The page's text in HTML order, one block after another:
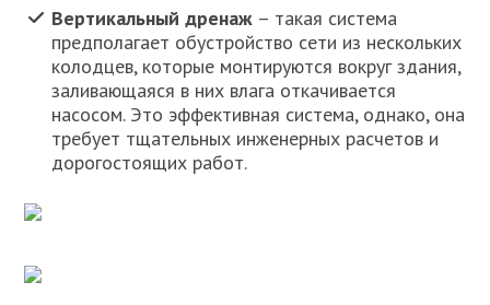
Вертикальный дренаж – такая система
предполагает обустройство сети из нескольких
колодцев, которые монтируются вокруг здания,
заливающаяся в них влага откачивается
насосом. Это эффективная система, однако, она
требует тщательных инженерных расчетов и
дорогостоящих работ.